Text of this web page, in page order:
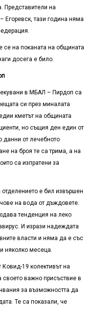
Представители на
Егоревск, тази година няма
се на поканата на общината
досега е било.
в МБАЛ – Пирдоп са
си през миналата
кметът на общината
но същия ден един от
данни от лечебното
на броя те са трима, а на
са изпратени за
е бил извършен
на вода от дъждовете.
тенденция на леко
И изрази надеждата
власти и няма да е със
няколко месеца.
Ковид-19 колективът на
важно присъствие в
за възможността да
Те са показали, че